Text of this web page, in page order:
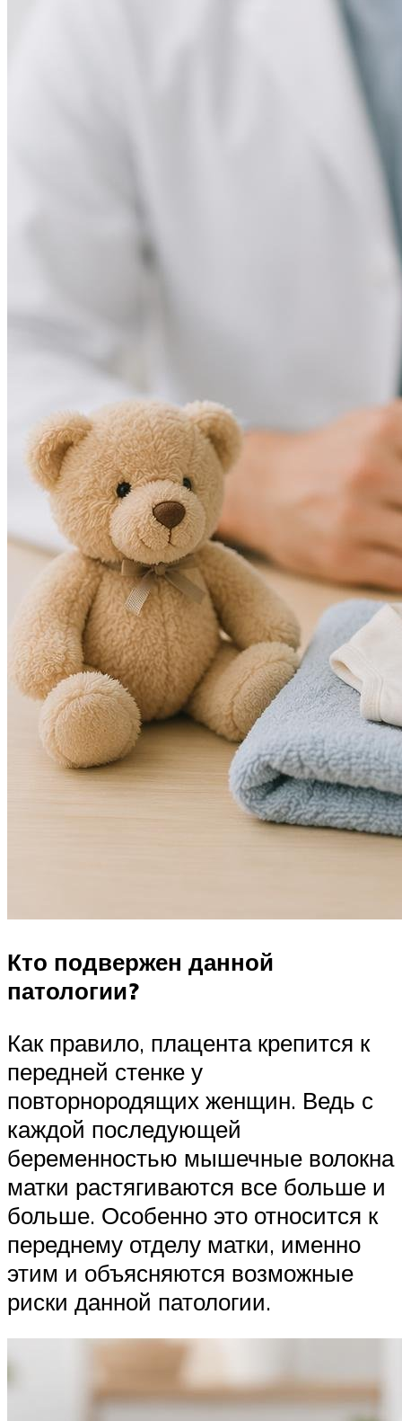
Кто подвержен данной
патологии?
Как правило, плацента крепится к
передней стенке у
повторнородящих женщин. Ведь с
каждой последующей
беременностью мышечные волокна
матки растягиваются все больше и
больше. Особенно это относится к
переднему отделу матки, именно
этим и объясняются возможные
риски данной патологии.